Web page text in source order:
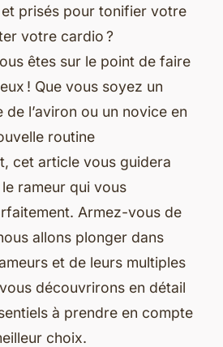
prisés pour tonifier votre
votre cardio ?
êtes sur le point de faire
! Que vous soyez un
l’aviron ou un novice en
routine
cet article vous guidera
rameur qui vous
Armez-vous de
allons plonger dans
et de leurs multiples
découvrirons en détail
à prendre en compte
choix.